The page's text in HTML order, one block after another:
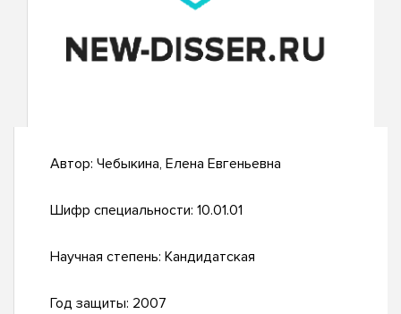
Автор: Чебыкина, Елена Евгеньевна
Шифр специальности: 10.01.01
Научная степень: Кандидатская
Год защиты: 2007